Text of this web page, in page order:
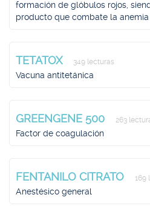
formación de glóbulos rojos,
producto que combate la anemia
TETATOX 349 lecturas
Vacuna antitetánica
GREENGENE 500 263
Factor de coagulación
FENTANILO CITRATO 169
Anestésico general